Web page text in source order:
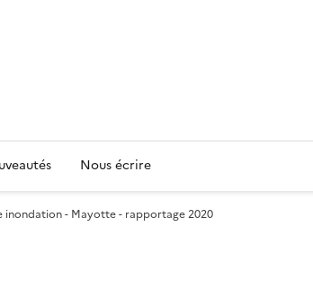
Nous écrire
inondation - Mayotte - rapportage 2020